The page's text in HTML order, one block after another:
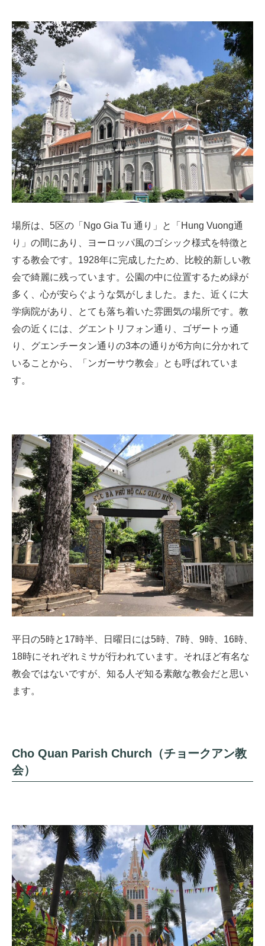
場所は、5区の「Ngo Gia Tu 通り」と「Hung Vuong通
り」の間にあり、ヨーロッパ風のゴシック様式を特徴と
する教会です。1928年に完成したため、比較的新しい教
会で綺麗に残っています。公園の中に位置するため緑が
多く、心が安らぐような気がしました。また、近くに大
学病院があり、とても落ち着いた雰囲気の場所です。教
会の近くには、グエントリフォン通り、ゴザートゥ通
り、グエンチータン通りの3本の通りが6方向に分かれて
いることから、「ンガーサウ教会」とも呼ばれていま
す。
平日の5時と17時半、日曜日には5時、7時、9時、16時、
18時にそれぞれミサが行われています。それほど有名な
教会ではないですが、知る人ぞ知る素敵な教会だと思い
ます。
Cho Quan Parish Church（チョークアン教
会）